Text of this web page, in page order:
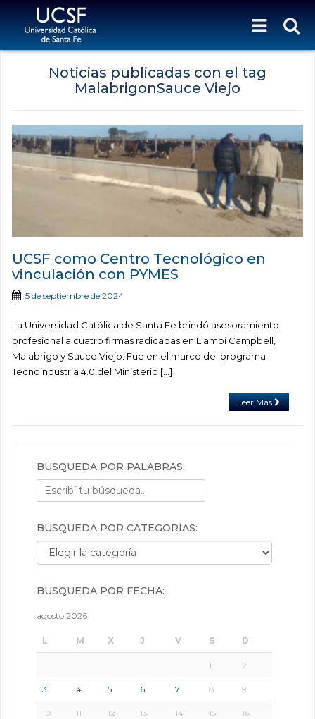
Noticias publicadas con el tag
MalabrigonSauce Viejo
UCSF como Centro Tecnológico en
vinculación con PYMES
5 de septiembre de 2024
La Universidad Católica de Santa Fe brindó asesoramiento
profesional a cuatro firmas radicadas en Llambi Campbell,
Malabrigo y Sauce Viejo. Fue en el marco del programa
Tecnoindustria 4.0 del Ministerio […]
Leer Más
BÚSQUEDA POR PALABRAS:
BÚSQUEDA POR CATEGORÍAS:
Búsqueda por categorías:
BÚSQUEDA POR FECHA:
agosto 2026
L M X J V S D
1 2
3 4 5 6 7 8 9
10 11 12 13 14 15 16